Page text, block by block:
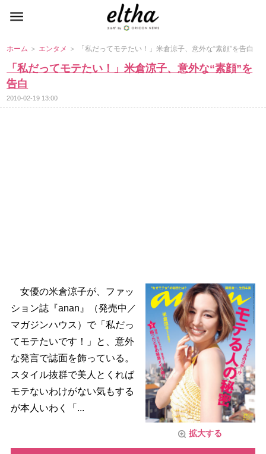
ホーム ＞ エンタメ ＞ 「私だってモテたい！」米倉涼子、意外な“素顔”を告白
「私だってモテたい！」米倉涼子、意外な“素顔”を
告白
2010-02-19 13:00
拡大する
女優の米倉涼子が、ファッ
ション誌『anan』（発売中／
マガジンハウス）で「私だっ
てモテたいです！」と、意外
な発言で誌面を飾っている。
スタイル抜群で美人とくれば
モテないわけがない気もする
が本人いわく「...